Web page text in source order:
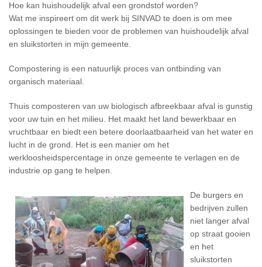
Hoe kan huishoudelijk afval een grondstof worden?
Wat me inspireert om dit werk bij SINVAD te doen is om mee
oplossingen te bieden voor de problemen van huishoudelijk afval
en sluikstorten in mijn gemeente.
Compostering is een natuurlijk proces van ontbinding van
organisch materiaal.
Thuis composteren van uw biologisch afbreekbaar afval is gunstig
voor uw tuin en het milieu. Het maakt het land bewerkbaar en
vruchtbaar en biedt een betere doorlaatbaarheid van het water en
lucht in de grond. Het is een manier om het
werkloosheidspercentage in onze gemeente te verlagen en de
industrie op gang te helpen.
De burgers en
bedrijven zullen
niet langer afval
op straat gooien
en het
sluikstorten